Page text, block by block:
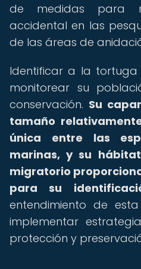
de medidas para
accidental en las
de las áreas de
Identificar a la
monitorear su
conservación. Su
tamaño
única entre las
marinas, y su
migratorio
para su
entendimiento de
implementar
protección y